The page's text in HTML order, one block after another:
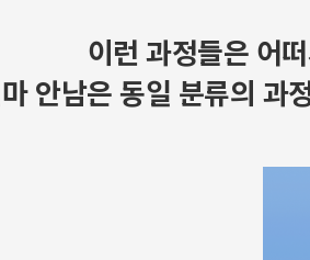
이런 과정들은 어
안남은 동일 분류의 과